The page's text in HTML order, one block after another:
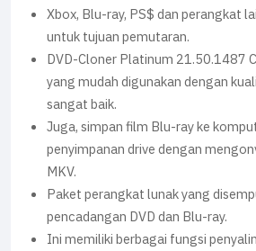
Xbox, Blu-ray, PS$ dan perangkat
untuk tujuan pemutaran.
DVD-Cloner Platinum 21.50.1487
yang mudah digunakan dengan
sangat baik.
Juga, simpan film Blu-ray ke
penyimpanan drive dengan
MKV.
Paket perangkat lunak yang
pencadangan DVD dan Blu-ray.
Ini memiliki berbagai fungsi